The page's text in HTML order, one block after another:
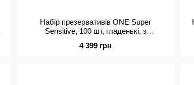
Набір презервативів ONE Super
Sensitive, 100 шт, гладенькі, з
4 399 грн